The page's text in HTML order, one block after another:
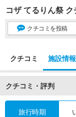
コザ てるりん祭
クチコミ を投稿
クチコミ 施設情報
クチコミ・評判
旅行時期